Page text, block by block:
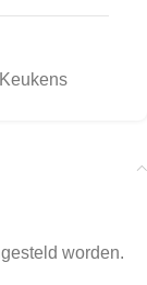
Keukens
worden.